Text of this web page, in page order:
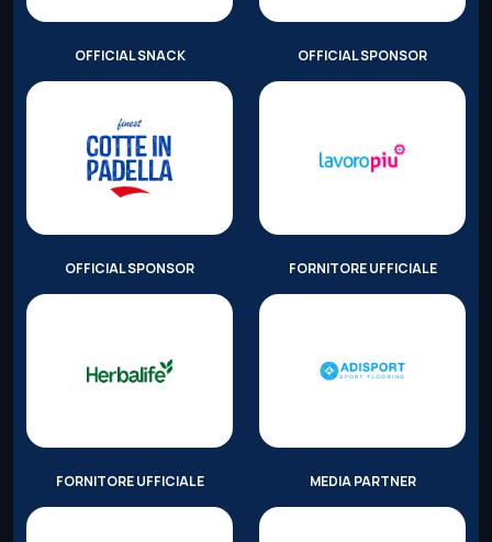
OFFICIAL SNACK OFFICIAL SPONSOR
OFFICIAL SPONSOR FORNITORE UFFICIALE
FORNITORE UFFICIALE MEDIA PARTNER